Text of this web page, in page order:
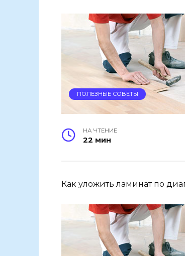
ПОЛЕЗНЫЕ СОВЕТЫ
НА ЧТЕНИЕ
22 мин
Как уложить ламинат по